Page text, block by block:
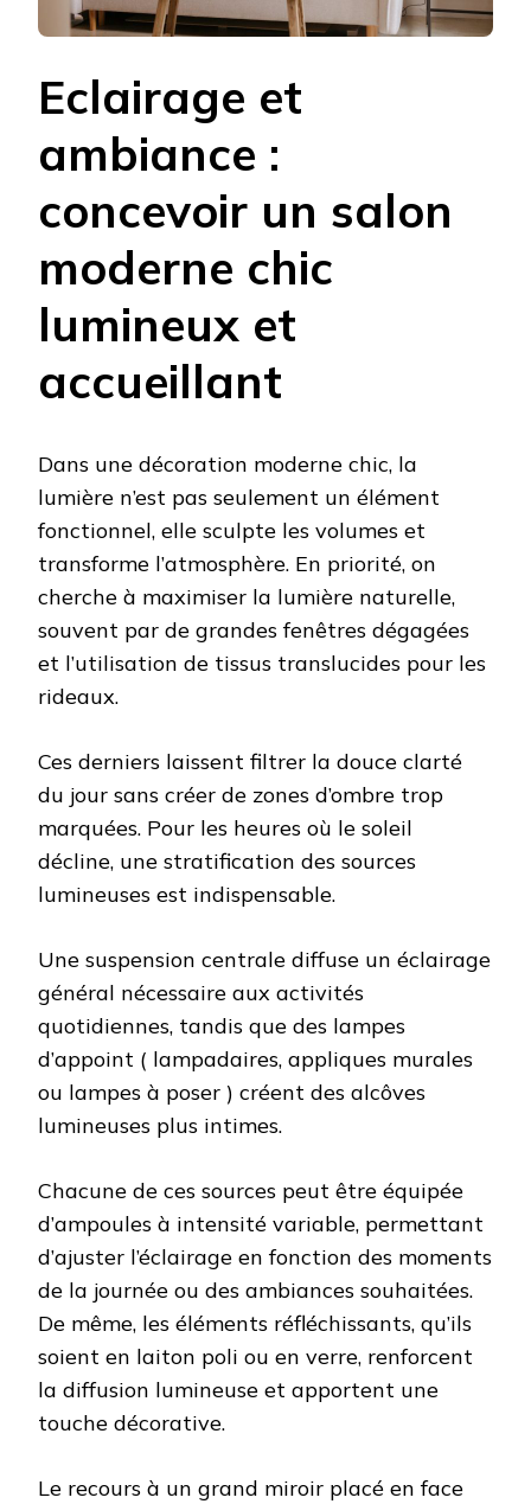
Eclairage et
ambiance :
concevoir un salon
moderne chic
lumineux et
accueillant
Dans une décoration moderne chic, la
lumière n’est pas seulement un élément
fonctionnel, elle sculpte les volumes et
transforme l’atmosphère. En priorité, on
cherche à maximiser la lumière naturelle,
souvent par de grandes fenêtres dégagées
et l’utilisation de tissus translucides pour les
rideaux.
Ces derniers laissent filtrer la douce clarté
du jour sans créer de zones d’ombre trop
marquées. Pour les heures où le soleil
décline, une stratification des sources
lumineuses est indispensable.
Une suspension centrale diffuse un éclairage
général nécessaire aux activités
quotidiennes, tandis que des lampes
d’appoint ( lampadaires, appliques murales
ou lampes à poser ) créent des alcôves
lumineuses plus intimes.
Chacune de ces sources peut être équipée
d’ampoules à intensité variable, permettant
d’ajuster l’éclairage en fonction des moments
de la journée ou des ambiances souhaitées.
De même, les éléments réfléchissants, qu’ils
soient en laiton poli ou en verre, renforcent
la diffusion lumineuse et apportent une
touche décorative.
Le recours à un grand miroir placé en face